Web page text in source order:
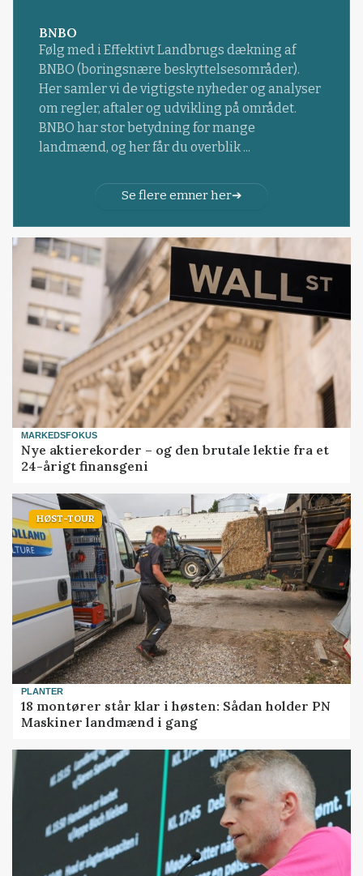
BNBO
Følg med i Effektivt Landbrugs dækning af
BNBO (boringsnære beskyttelsesområder).
Her samler vi de vigtigste nyheder og analyser
om regler, aftaler og udvikling på området.
BNBO har stor betydning for mange
landmænd, og her får du overblik ...
Se flere emner her
MARKEDSFOKUS
Nye aktierekorder – og den brutale lektie fra et
24-årigt finansgeni
HØST-TOUR
PLANTER
18 montører står klar i høsten: Sådan holder PN
Maskiner landmænd i gang